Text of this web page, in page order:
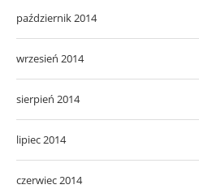
październik 2014
wrzesień 2014
sierpień 2014
lipiec 2014
czerwiec 2014